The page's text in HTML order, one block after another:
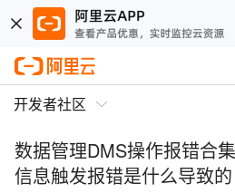
开发者社区
数据管理DMS操作报错合
信息触发报错是什么导致的